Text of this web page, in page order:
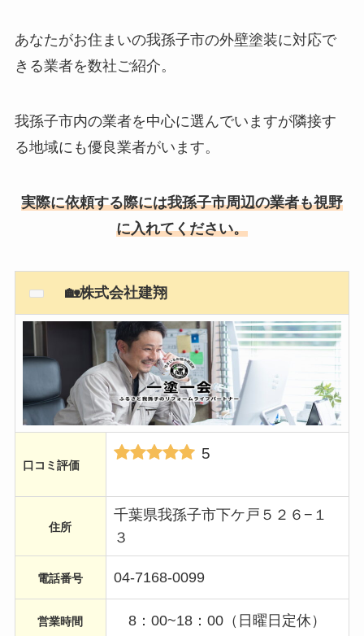
あなたがお住まいの我孫子市の外壁塗装に対応で
きる業者を数社ご紹介。
我孫子市内の業者を中心に選んでいますが隣接す
る地域にも優良業者がいます。
実際に依頼する際には我孫子市周辺の業者も視野
に入れてください。
🏡株式会社建翔
口コミ評価
5
住所
千葉県我孫子市下ケ戸５２６−１
３
電話番号 04-7168-0099
営業時間 8：00~18：00（日曜日定休）